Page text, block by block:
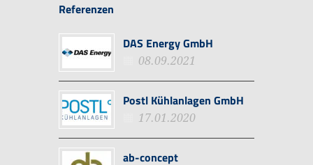
Referenzen
DAS Energy GmbH
08.09.2021
Postl Kühlanlagen GmbH
17.01.2020
ab-concept